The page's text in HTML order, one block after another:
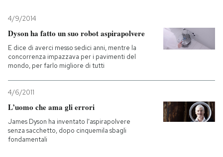
Tecnologia
Internet
Scienza
Cultura
Economia
Sport
Ok Boomer!
Media
Altrecose
PODCAST
4/9/2014
Dyson ha fatto un suo robot aspirapolvere
E dice di averci messo sedici anni, mentre la
concorrenza impazzava per i pavimenti del
mondo, per farlo migliore di tutti
4/6/2011
L’uomo che ama gli errori
James Dyson ha inventato l'aspirapolvere
senza sacchetto, dopo cinquemila sbagli
fondamentali